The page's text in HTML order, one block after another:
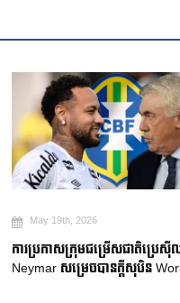
May 19th, 2026
ការប្រកាសក្រុមជម្រើសជាតិប្រេស៊ី
Neymar សម្រេចបានក្តីសុបិន